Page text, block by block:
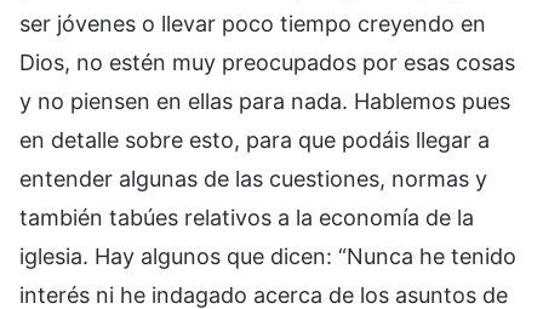
ser jóvenes o llevar poco tiempo creyendo en
Dios, no estén muy preocupados por esas cosas
y no piensen en ellas para nada. Hablemos pues
en detalle sobre esto, para que podáis llegar a
entender algunas de las cuestiones, normas y
también tabúes relativos a la economía de la
iglesia. Hay algunos que dicen: “Nunca he tenido
interés ni he indagado acerca de los asuntos de